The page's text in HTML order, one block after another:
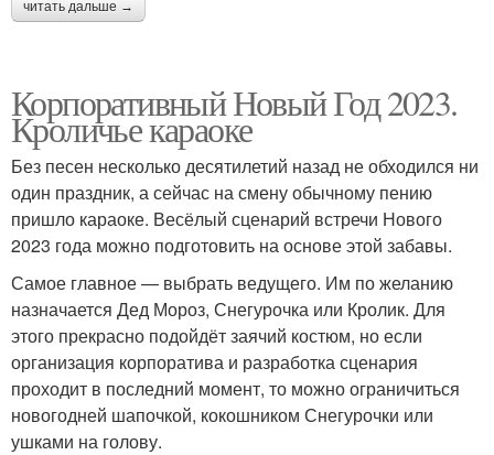
читать дальше →
Корпоративный Новый Год 2023.
Кроличье караоке
Без песен несколько десятилетий назад не обходился ни
один праздник, а сейчас на смену обычному пению
пришло караоке. Весёлый сценарий встречи Нового
2023 года можно подготовить на основе этой забавы.
Самое главное — выбрать ведущего. Им по желанию
назначается Дед Мороз, Снегурочка или Кролик. Для
этого прекрасно подойдёт заячий костюм, но если
организация корпоратива и разработка сценария
проходит в последний момент, то можно ограничиться
новогодней шапочкой, кокошником Снегурочки или
ушками на голову.